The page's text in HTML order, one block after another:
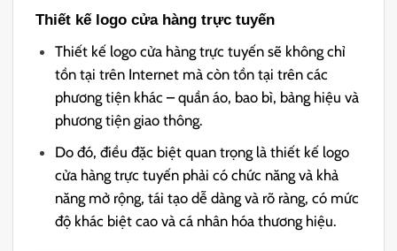
Thiết kế logo cửa hàng trực tuyến
Thiết kế logo cửa hàng trực tuyến sẽ không chỉ
tồn tại trên Internet mà còn tồn tại trên các
phương tiện khác – quần áo, bao bì, bảng hiệu và
phương tiện giao thông.
Do đó, điều đặc biệt quan trọng là thiết kế logo
cửa hàng trực tuyến phải có chức năng và khả
năng mở rộng, tái tạo dễ dàng và rõ ràng, có mức
độ khác biệt cao và cá nhân hóa thương hiệu.